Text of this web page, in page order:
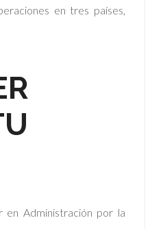
en tres países,
Administración por la